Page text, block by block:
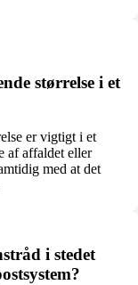
størrelse i et
er vigtigt i et
af affaldet eller
med at det
i stedet